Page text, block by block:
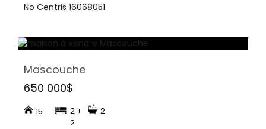
No Centris 16068051
Mascouche
650 000$
15
2 +
2
2